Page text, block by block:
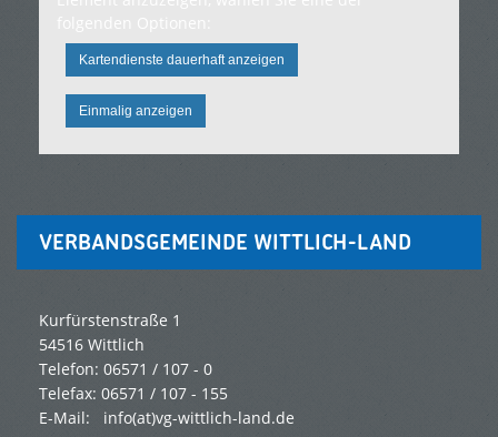
Kartendienste dauerhaft anzeigen
Einmalig anzeigen
VERBANDSGEMEINDE WITTLICH-LAND
Kurfürstenstraße 1
54516 Wittlich
Telefon: 06571 / 107 - 0
Telefax: 06571 / 107 - 155
E-Mail: info(at)vg-wittlich-land.de